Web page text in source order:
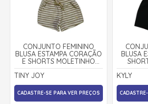
CONJUNTO FEMININO
BLUSA ESTAMPA CORAÇÃO
E SHORTS MOLETINHO
11533 - TINY JOY
TINY JOY
CADASTRE-SE PARA VER PREÇOS
BLUSA
KYLY